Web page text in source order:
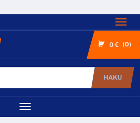
0 € 0
HAKU
Navigaatio